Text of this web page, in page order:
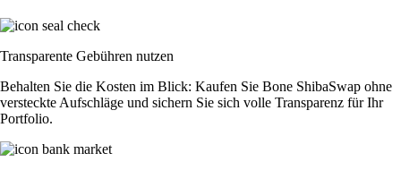
Transparente Gebühren nutzen
Behalten Sie die Kosten im Blick: Kaufen Sie Bone ShibaSwap ohne
versteckte Aufschläge und sichern Sie sich volle Transparenz für Ihr
Portfolio.